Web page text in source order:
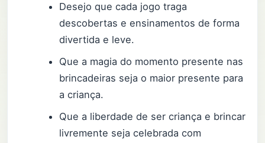
Desejo que cada jogo traga
descobertas e ensinamentos de forma
divertida e leve.
Que a magia do momento presente nas
brincadeiras seja o maior presente para
a criança.
Que a liberdade de ser criança e brincar
livremente seja celebrada com